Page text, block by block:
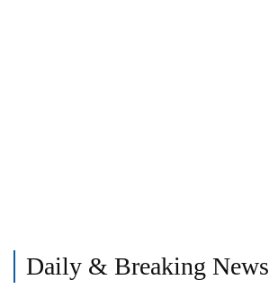
Daily & Breaking News